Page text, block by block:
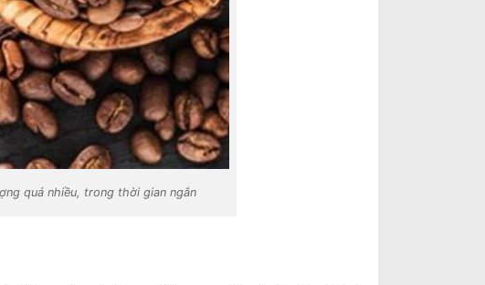
quá nhiều, trong thời gian ngắn